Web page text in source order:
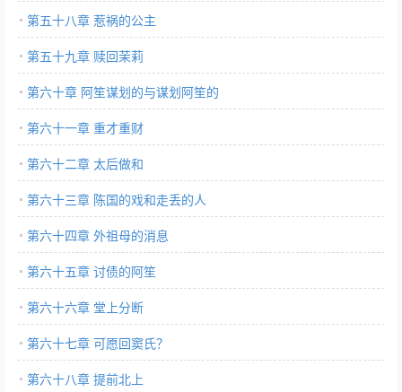
第五十八章 惹祸的公主
第五十九章 赎回茉莉
第六十章 阿笙谋划的与谋划阿笙的
第六十一章 重才重财
第六十二章 太后做和
第六十三章 陈国的戏和走丢的人
第六十四章 外祖母的消息
第六十五章 讨债的阿笙
第六十六章 堂上分断
第六十七章 可愿回窦氏？
第六十八章 提前北上